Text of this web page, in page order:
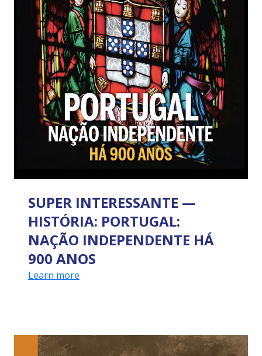
SUPER INTERESSANTE —
HISTÓRIA: PORTUGAL:
NAÇÃO INDEPENDENTE HÁ
900 ANOS
Learn more